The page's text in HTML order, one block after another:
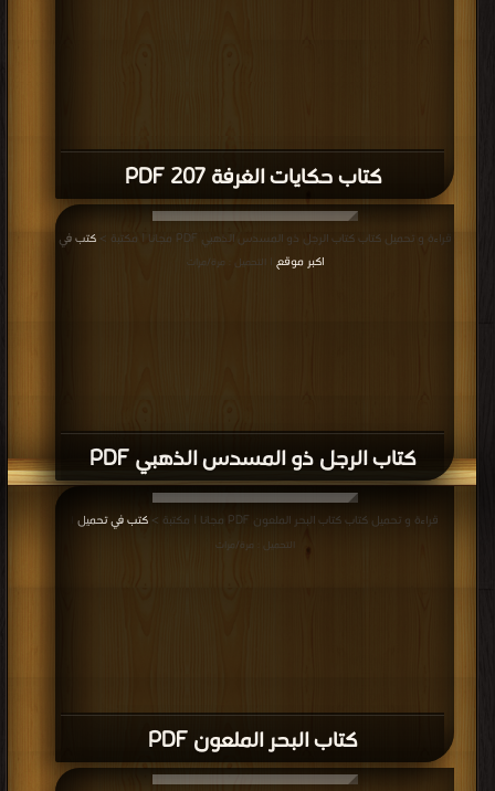
كتاب حكايات الغرفة 207 PDF
كتاب الرجل ذو المسدس الذهبي PDF
قراءة و تحميل كتاب كتاب الرجل ذو المسدس الذهبي PDF مجانا | مكتبة >
كتب في
اكبر موقع
| التحميل : مرة/مرات
كتاب البحر الملعون PDF
قراءة و تحميل كتاب كتاب البحر الملعون PDF مجانا | مكتبة > كتب في تحميل
التحميل : مرة/مرات